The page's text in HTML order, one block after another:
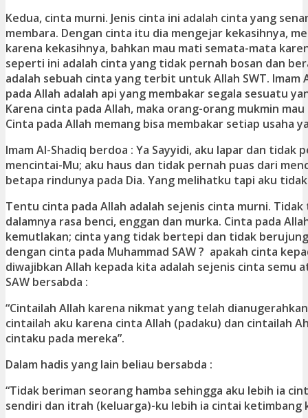
Kedua, cinta murni. Jenis cinta ini adalah cinta yang
membara. Dengan cinta itu dia mengejar kekasihnya,
karena kekasihnya, bahkan mau mati semata-mata
seperti ini adalah cinta yang tidak pernah bosan dan
adalah sebuah cinta yang terbit untuk Allah SWT. Imam
pada Allah adalah api yang membakar segala sesuatu
Karena cinta pada Allah, maka orang-orang mukmin
Cinta pada Allah memang bisa membakar setiap usaha
Imam Al-Shadiq berdoa : Ya Sayyidi, aku lapar dan tidak
mencintai-Mu; aku haus dan tidak pernah puas dari
betapa rindunya pada Dia. Yang melihatku tapi aku
Tentu cinta pada Allah adalah sejenis cinta murni.
dalamnya rasa benci, enggan dan murka. Cinta pada
kemutlakan; cinta yang tidak bertepi dan tidak
dengan cinta pada Muhammad SAW ? apakah cinta
diwajibkan Allah kepada kita adalah sejenis cinta semu
SAW bersabda :
“Cintailah Allah karena nikmat yang telah
cintailah aku karena cinta Allah (padaku) dan cintailah
cintaku pada mereka”.
Dalam hadis yang lain beliau bersabda :
“Tidak beriman seorang hamba sehingga aku lebih ia
sendiri dan itrah (keluarga)-ku lebih ia cintai ketimbang